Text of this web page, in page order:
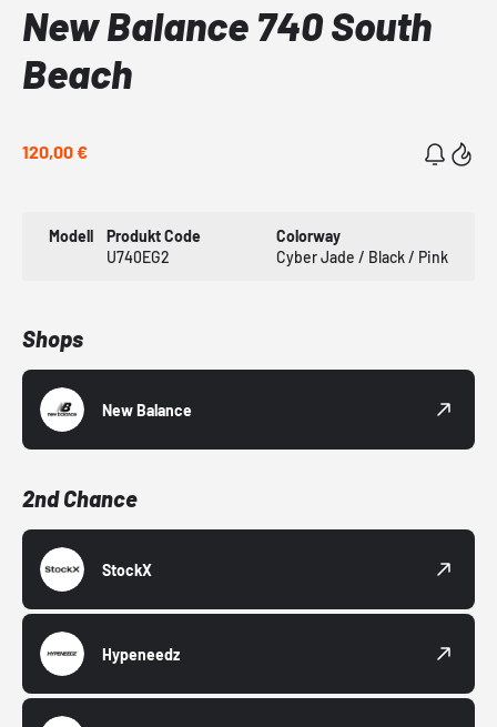
New Balance 740 South
Beach
120,00 €
Modell
Produkt Code
U740EG2
Colorway
Cyber Jade / Black / Pink
Shops
New Balance
2nd Chance
StockX
Hypeneedz